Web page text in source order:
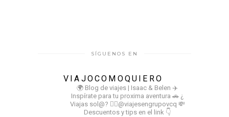
SÍGUENOS EN
VIAJOCOMOQUIERO
🌍 Blog de viajes | Isaac & Belen ✈️
Inspírate para tu proxima aventura 🚗 ¿
Viajas sol@? 👉🏻@viajesengrupovcq 💸
Descuentos y tips en el link 👇